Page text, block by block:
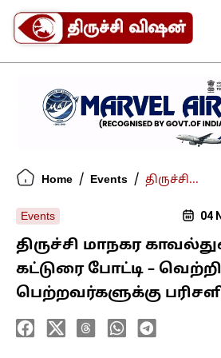
Home / Events / திருச்சி...
Events 04
திருச்சி மாநகர
கட்டுரை போட்டி – வெற்றி
பெற்றவர்களுக்கு